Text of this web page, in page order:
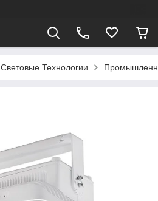
Световые Технологии